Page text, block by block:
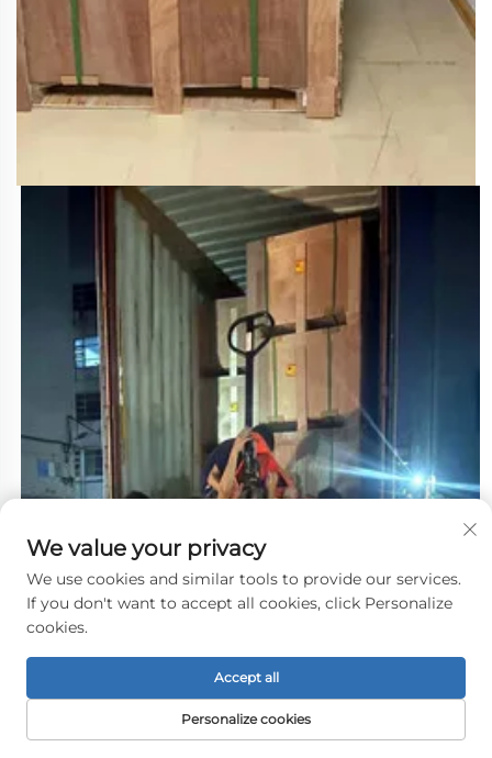
We value your privacy
We use cookies and similar tools to provide our services.
If you don't want to accept all cookies, click Personalize
cookies.
Personalize cookies
Accept all